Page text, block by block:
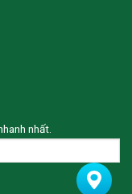
nhất.